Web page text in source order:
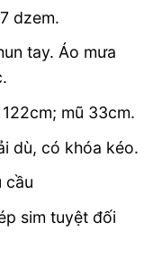
dzem.
tay. Áo mưa
mũ 33cm.
dù, có khóa kéo.
cầu
sim tuyệt đối